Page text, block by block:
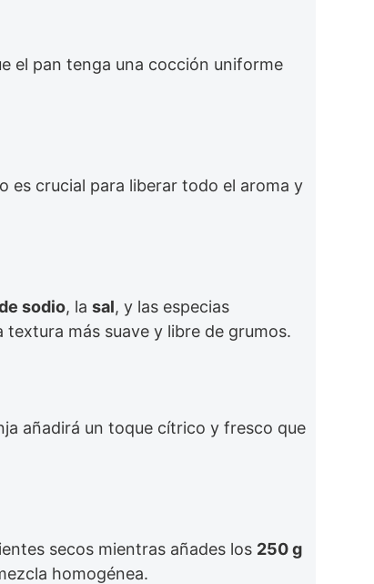
el pan tenga una cocción uniforme
es crucial para liberar todo el aroma y
sodio, la sal, y las especias
más suave y libre de grumos.
añadirá un toque cítrico y fresco que
secos mientras añades los 250 g
homogénea.